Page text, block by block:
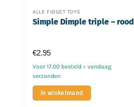
ALLE FIDGET TOYS
Simple Dimple triple – rood
Voor 17.00 besteld = vandaag
verzonden
€2.95
in winkelmand